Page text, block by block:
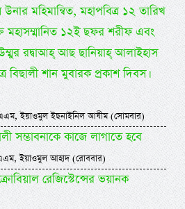
মহিমান্বিত, মহাপবিত্র ১২ তারিখ
মহাসম্মানিত ১২ই ছফর শরীফ এবং
রদ্বাআহ্ আছ ছানিয়াহ্ আলাইহাস
বিছালী শান মুবারক প্রকাশ দিবস।
ইয়াওমুল ইছনাইনিল আযীম (সোমবার)
সম্ভাবনাকে কাজে লাগাতে হবে
ইয়াওমুল আহাদ (রোববার)
রেজিস্টেন্সের ভয়ানক